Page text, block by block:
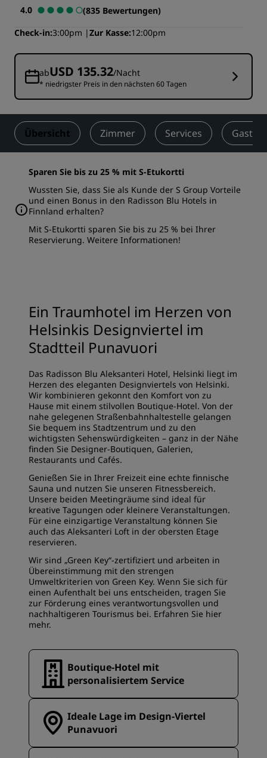
4.0
(835 Bewertungen)
Check-in 3:00pm Zur Kasse 12:00pm
abUSD 135.32/Nacht
* niedrigster Preis in den nächsten 60 Tagen
Übersicht Zimmer Services
Sparen Sie bis zu 25 % mit S-Etukortti
Wussten Sie, dass Sie als Kunde der S Group Vorteile
und einen Bonus in den Radisson Blu Hotels in
Finnland erhalten?
Mit S-Etukortti sparen Sie bis zu 25 % bei Ihrer
Reservierung. Weitere Informationen!
Ein Traumhotel im Herzen von
Helsinkis Designviertel im
Stadtteil Punavuori
Das Radisson Blu Aleksanteri Hotel, Helsinki liegt im
Herzen des eleganten Designviertels von Helsinki.
Wir kombinieren gekonnt den Komfort von zu
Hause mit einem stilvollen Boutique-Hotel. Von der
nahe gelegenen Straßenbahnhaltestelle gelangen
Sie bequem ins Stadtzentrum und zu den
wichtigsten Sehenswürdigkeiten – ganz in der Nähe
finden Sie Designer-Boutiquen, Galerien,
Restaurants und Cafés.
Genießen Sie in Ihrer Freizeit eine echte finnische
Sauna und nutzen Sie unseren Fitnessbereich.
Unsere beiden Meetingräume sind ideal für
kreative Tagungen oder kleinere Veranstaltungen.
Für eine einzigartige Veranstaltung können Sie
auch das Aleksanteri Loft in der obersten Etage
reservieren.
Wir sind „Green Key“-zertifiziert und arbeiten in
Übereinstimmung mit den strengen
Umweltkriterien von Green Key. Wenn Sie sich für
einen Aufenthalt bei uns entscheiden, tragen Sie
zur Förderung eines verantwortungsvollen und
nachhaltigeren Tourismus bei. Erfahren Sie hier
mehr.
Boutique-Hotel mit
personalisiertem Service
Ideale Lage im Design-Viertel
Punavuori